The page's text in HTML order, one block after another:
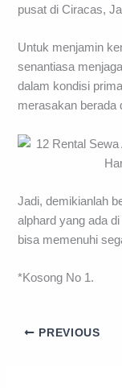
pusat di Ciracas,
Untuk menjamin
senantiasa
dalam kondisi
merasakan berada
Jadi, demikianlah
alphard yang ada
bisa memenuhi
*Kosong No 1.
PREVIOUS